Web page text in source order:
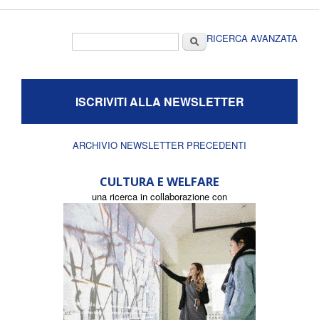
CercaRICERCA AVANZATA
ISCRIVITI ALLA NEWSLETTER
ARCHIVIO NEWSLETTER PRECEDENTI
CULTURA E WELFARE
una ricerca in collaborazione con